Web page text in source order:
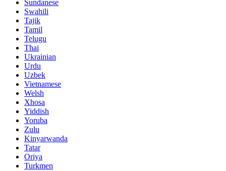
Sundanese
Swahili
Tajik
Tamil
Telugu
Thai
Ukrainian
Urdu
Uzbek
Vietnamese
Welsh
Xhosa
Yiddish
Yoruba
Zulu
Kinyarwanda
Tatar
Oriya
Turkmen